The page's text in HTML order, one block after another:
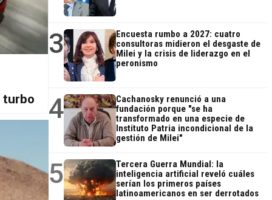
turbo
3
Encuesta rumbo a 2027: cuatro
consultoras midieron el desgaste de
Milei y la crisis de liderazgo en el
peronismo
4
Cachanosky renunció a una
fundación porque "se ha
transformado en una especie de
Instituto Patria incondicional de la
gestión de Milei"
5
Tercera Guerra Mundial: la
inteligencia artificial reveló cuáles
serían los primeros países
latinoamericanos en ser derrotados